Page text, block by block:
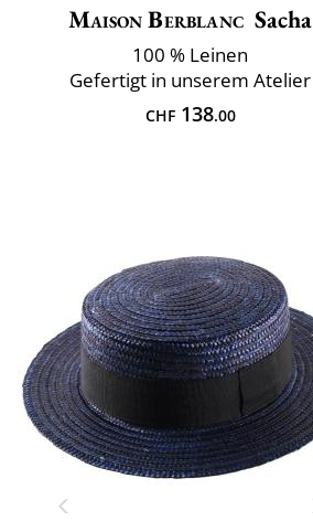
Maison Berblanc Sacha
100 % Leinen
Gefertigt in unserem Atelier
CHF138.00